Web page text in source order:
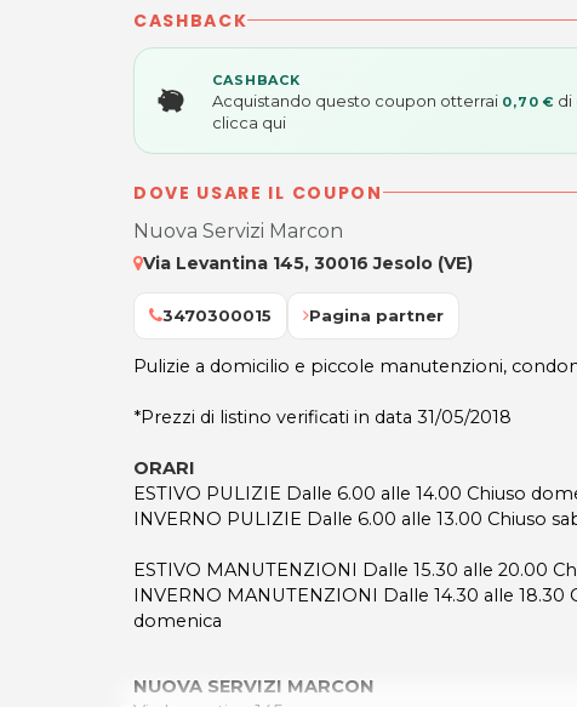
CASHBACK
CASHBACK
Acquistando questo coupon otterrai 0,70 € di
clicca qui
DOVE USARE IL COUPON
Nuova Servizi Marcon
Via Levantina 145, 30016 Jesolo (VE)
3470300015 Pagina partner
Pulizie a domicilio e piccole manutenzioni,
*Prezzi di listino verificati in data 31/05/2018
ORARI
ESTIVO PULIZIE Dalle 6.00 alle 14.00 Chiuso
INVERNO PULIZIE Dalle 6.00 alle 13.00 Chiuso
ESTIVO MANUTENZIONI Dalle 15.30 alle 20.00
INVERNO MANUTENZIONI Dalle 14.30 alle 18.30
domenica
NUOVA SERVIZI MARCON